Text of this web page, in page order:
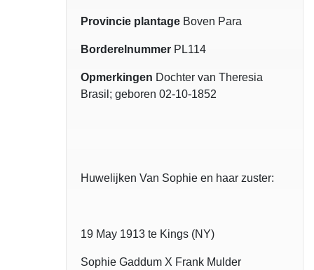
Provincie plantage Boven Para
Borderelnummer PL114
Opmerkingen Dochter van Theresia
Brasil; geboren 02-10-1852
Huwelijken Van Sophie en haar zuster:
19 May 1913 te Kings (NY)
Sophie Gaddum X Frank Mulder